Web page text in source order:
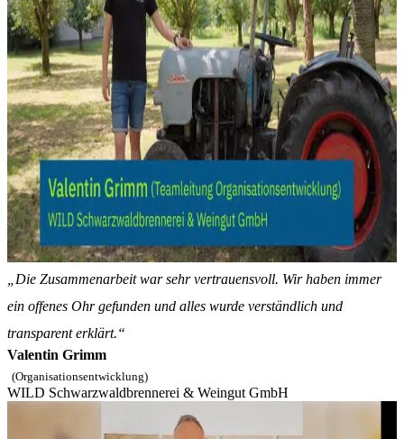
„Die Zusammenarbeit war sehr vertrauensvoll. Wir haben immer
ein offenes Ohr gefunden und alles wurde verständlich und
transparent erklärt.“
Valentin Grimm
(Organisationsentwicklung)
WILD Schwarzwaldbrennerei & Weingut GmbH